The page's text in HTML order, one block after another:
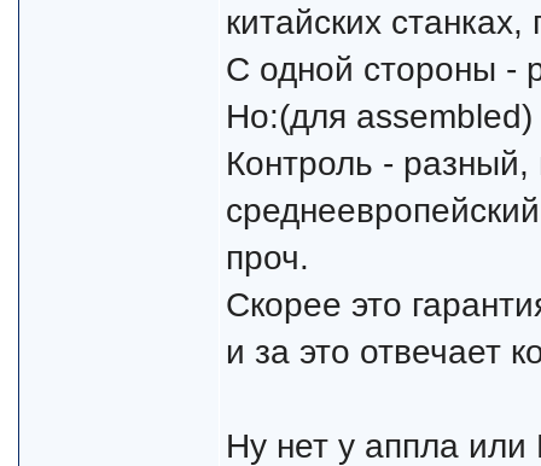
китайских
С одной стороны -
Но:(для assembled)
Контроль -
проч.
Скорее это
и за это отвечает
Ну нет у аппла или